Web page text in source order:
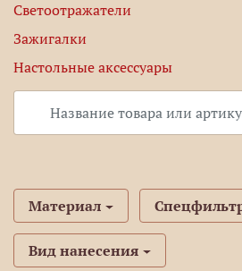
Светоотражатели
Зажигалки
Настольные аксессуары
Материал
Вид нанесения